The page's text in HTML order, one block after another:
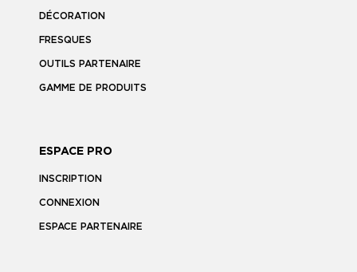
DÉCORATION
FRESQUES
OUTILS PARTENAIRE
GAMME DE PRODUITS
ESPACE PRO
INSCRIPTION
CONNEXION
ESPACE PARTENAIRE